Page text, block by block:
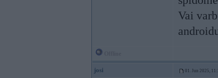
Vai
josi 01. Jun 2025,